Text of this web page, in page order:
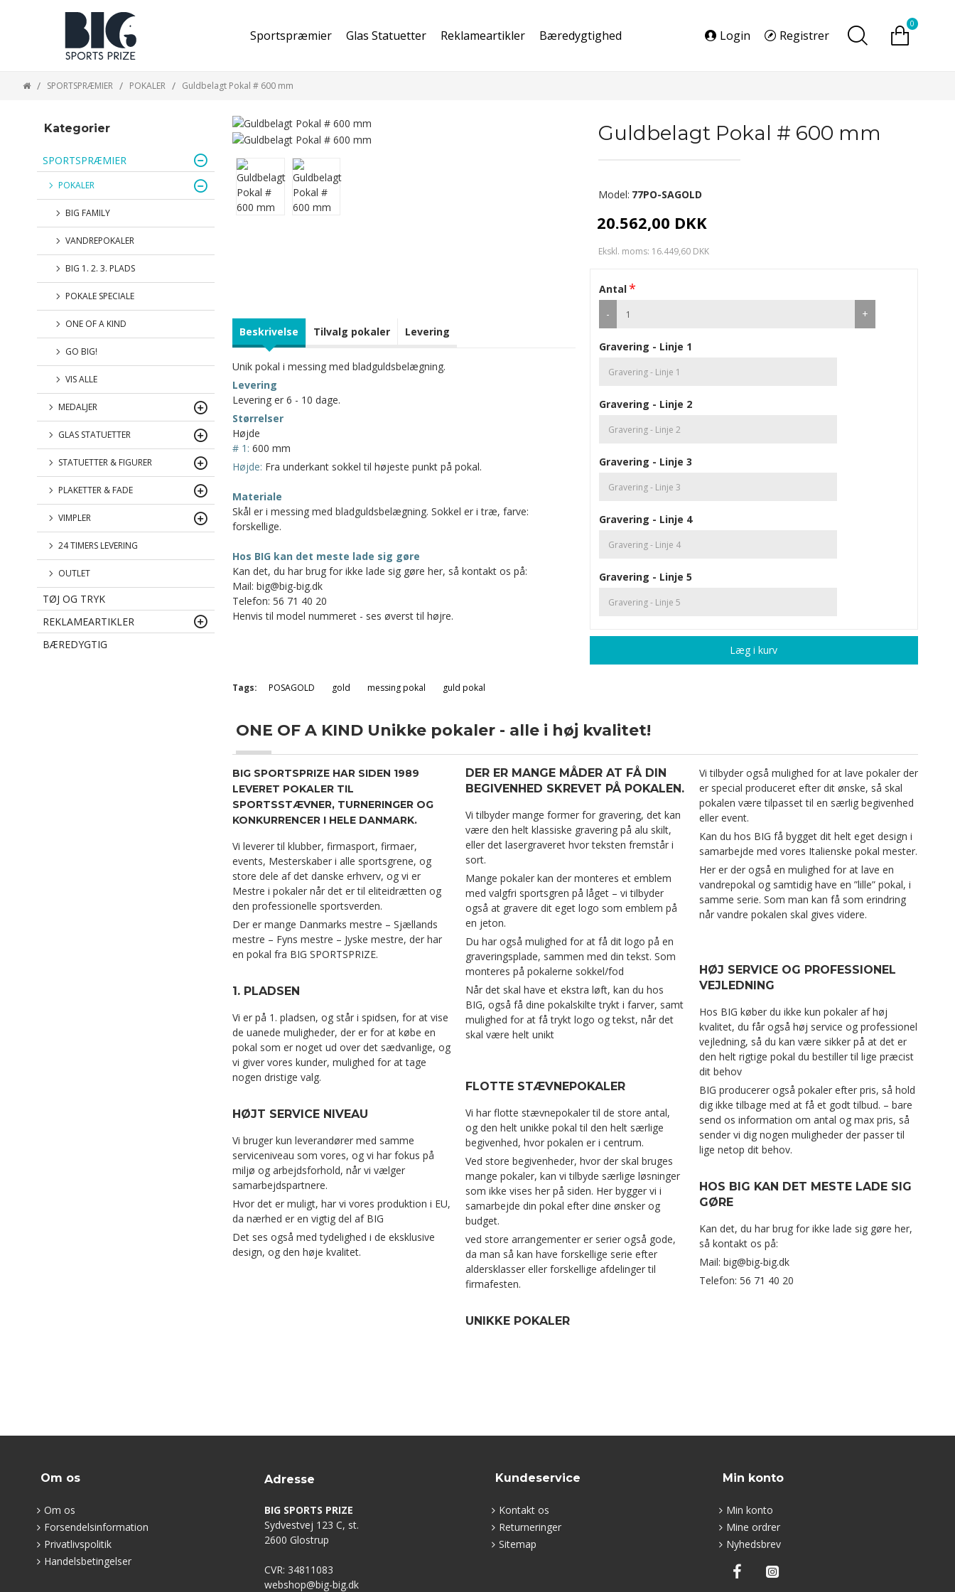
Sportspræmier Glas Statuetter Reklameartikler Bæredygtighed Login Registrer
0
SPORTSPRÆMIER POKALER Guldbelagt Pokal # 600 mm
Kategorier
SPORTSPRÆMIER
POKALER
BIG FAMILY
VANDREPOKALER
BIG 1. 2. 3. PLADS
POKALE SPECIALE
ONE OF A KIND
GO BIG!
VIS ALLE
MEDALJER
GLAS STATUETTER
STATUETTER & FIGURER
PLAKETTER & FADE
VIMPLER
24 TIMERS LEVERING
OUTLET
TØJ OG TRYK
REKLAMEARTIKLER
BÆREDYGTIG
Beskrivelse Tilvalg pokaler Levering
Unik pokal i messing med bladguldsbelægning.
Levering
Levering er 6 - 10 dage.
Størrelser
Højde
# 1: 600 mm
Højde: Fra underkant sokkel til højeste punkt på pokal.
Materiale
Skål er i messing med bladguldsbelægning. Sokkel er i træ, farve:
forskellige.
Hos BIG kan det meste lade sig gøre
Kan det, du har brug for ikke lade sig gøre her, så kontakt os på:
Mail: big@big-big.dk
Telefon: 56 71 40 20
Henvis til model nummeret - ses øverst til højre.
Guldbelagt Pokal # 600 mm
20.562,00 DKK
Ekskl. moms: 16.449,60 DKK
Model: 77PO-SAGOLD
Antal
-
+
Gravering - Linje 1
Gravering - Linje 2
Gravering - Linje 3
Gravering - Linje 4
Gravering - Linje 5
Læg i kurv
Tags: POSAGOLD gold messing pokal guld pokal
ONE OF A KIND Unikke pokaler - alle i høj kvalitet!
BIG SPORTSPRIZE HAR SIDEN 1989
LEVERET POKALER TIL
SPORTSSTÆVNER, TURNERINGER OG
KONKURRENCER I HELE DANMARK.
Vi leverer til klubber, firmasport, firmaer,
events, Mesterskaber i alle sportsgrene, og
store dele af det danske erhverv, og vi er
Mestre i pokaler når det er til eliteidrætten og
den professionelle sportsverden.
Der er mange Danmarks mestre – Sjællands
mestre – Fyns mestre – Jyske mestre, der har
en pokal fra BIG SPORTSPRIZE.
1. PLADSEN
Vi er på 1. pladsen, og står i spidsen, for at vise
de uanede muligheder, der er for at købe en
pokal som er noget ud over det sædvanlige, og
vi giver vores kunder, mulighed for at tage
nogen dristige valg.
HØJT SERVICE NIVEAU
Vi bruger kun leverandører med samme
serviceniveau som vores, og vi har fokus på
miljø og arbejdsforhold, når vi vælger
samarbejdspartnere.
Hvor det er muligt, har vi vores produktion i EU,
da nærhed er en vigtig del af BIG
Det ses også med tydelighed i de eksklusive
design, og den høje kvalitet.
DER ER MANGE MÅDER AT FÅ DIN
BEGIVENHED SKREVET PÅ POKALEN.
Vi tilbyder mange former for gravering, det kan
være den helt klassiske gravering på alu skilt,
eller det lasergraveret hvor teksten fremstår i
sort.
Mange pokaler kan der monteres et emblem
med valgfri sportsgren på låget – vi tilbyder
også at gravere dit eget logo som emblem på
en jeton.
Du har også mulighed for at få dit logo på en
graveringsplade, sammen med din tekst. Som
monteres på pokalerne sokkel/fod
Når det skal have et ekstra løft, kan du hos
BIG, også få dine pokalskilte trykt i farver, samt
mulighed for at få trykt logo og tekst, når det
skal være helt unikt
FLOTTE STÆVNEPOKALER
Vi har flotte stævnepokaler til de store antal,
og den helt unikke pokal til den helt særlige
begivenhed, hvor pokalen er i centrum.
Ved store begivenheder, hvor der skal bruges
mange pokaler, kan vi tilbyde særlige løsninger
som ikke vises her på siden. Her bygger vi i
samarbejde din pokal efter dine ønsker og
budget.
ved store arrangementer er serier også gode,
da man så kan have forskellige serie efter
aldersklasser eller forskellige afdelinger til
firmafesten.
UNIKKE POKALER
Vi tilbyder også mulighed for at lave pokaler der
er special produceret efter dit ønske, så skal
pokalen være tilpasset til en særlig begivenhed
eller event.
Kan du hos BIG få bygget dit helt eget design i
samarbejde med vores Italienske pokal mester.
Her er der også en mulighed for at lave en
vandrepokal og samtidig have en ”lille” pokal, i
samme serie. Som man kan få som erindring
når vandre pokalen skal gives videre.
HØJ SERVICE OG PROFESSIONEL
VEJLEDNING
Hos BIG køber du ikke kun pokaler af høj
kvalitet, du får også høj service og professionel
vejledning, så du kan være sikker på at det er
den helt rigtige pokal du bestiller til lige præcist
dit behov
BIG producerer også pokaler efter pris, så hold
dig ikke tilbage med at få et godt tilbud. – bare
send os information om antal og max pris, så
sender vi dig nogen muligheder der passer til
lige netop dit behov.
HOS BIG KAN DET MESTE LADE SIG
GØRE
Kan det, du har brug for ikke lade sig gøre her,
så kontakt os på:
Mail: big@big-big.dk
Telefon: 56 71 40 20
Om os
Om os
Forsendelsinformation
Privatlivspolitik
Handelsbetingelser
Adresse
BIG SPORTS PRIZE
Sydvestvej 123 C, st.
2600 Glostrup
CVR: 34811083
webshop@big-big.dk
Kundeservice
Kontakt os
Returneringer
Sitemap
Min konto
Min konto
Mine ordrer
Nyhedsbrev